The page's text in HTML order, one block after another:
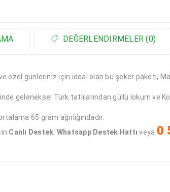
DEĞERLENDIRMELER (0)
özel günleriniziçin ideal olan bu şeker paketi,
geleneksel Türk tatlılarından güllü lokum ve
65 gram ağırlığındadır.
Canlı Destek, Whatsapp Destek Hattı veya 0